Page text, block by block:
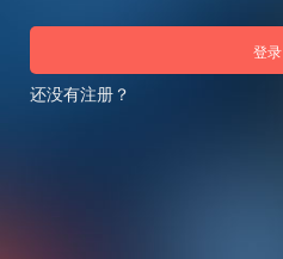
登录
还没有注册？